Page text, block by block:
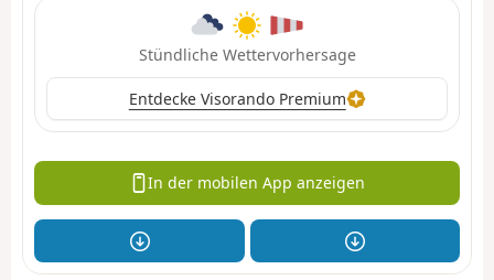
Stündliche Wettervorhersage
Entdecke Visorando Premium
In der mobilen App anzeigen